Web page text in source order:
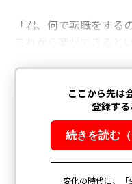
「君、何で転職をする